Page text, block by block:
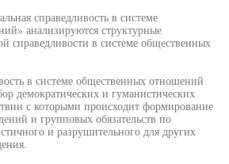
справедливость в системе
анализируются структурные
справедливости в системе общественных
в системе общественных отношений
демократических и гуманистических
с которыми происходит формирование
и групповых обязательств по
и разрушительного для других